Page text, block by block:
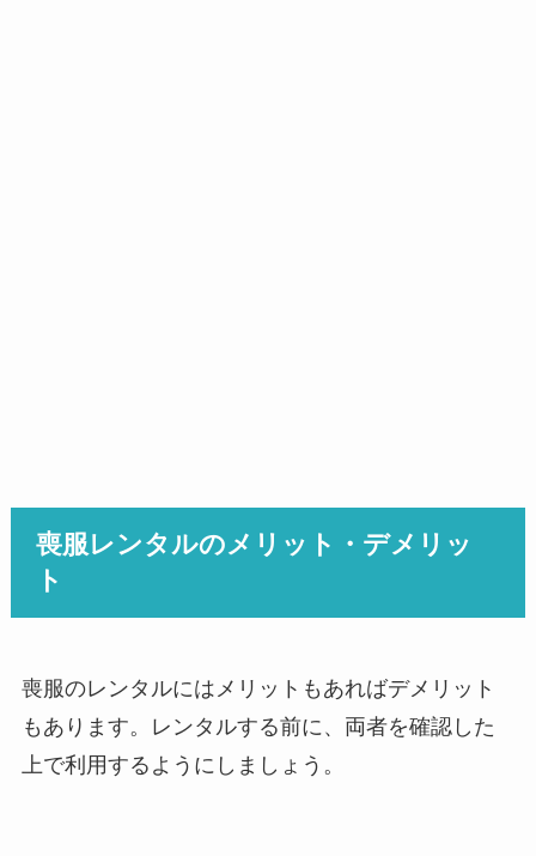
喪服レンタルのメリット・デメリッ
ト
喪服のレンタルにはメリットもあればデメリット
もあります。レンタルする前に、両者を確認した
上で利用するようにしましょう。